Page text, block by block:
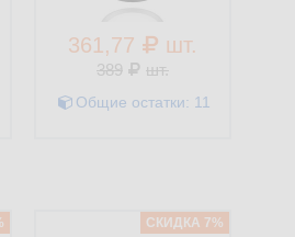
361,77 шт.
389 шт.
Общие остатки: 11
CКИДКА 7%